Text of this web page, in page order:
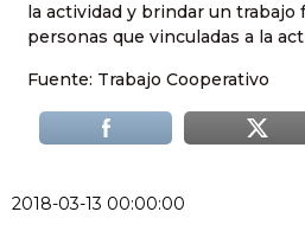
la actividad y brindar un trabajo
personas que vinculadas a la
Fuente: Trabajo Cooperativo
2018-03-13 00:00:00